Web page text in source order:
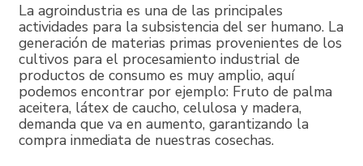
La agroindustria es una de las principales
actividades para la subsistencia del ser humano. La
generación de materias primas provenientes de los
cultivos para el procesamiento industrial de
productos de consumo es muy amplio, aquí
podemos encontrar por ejemplo: Fruto de palma
aceitera, látex de caucho, celulosa y madera,
demanda que va en aumento, garantizando la
compra inmediata de nuestras cosechas.